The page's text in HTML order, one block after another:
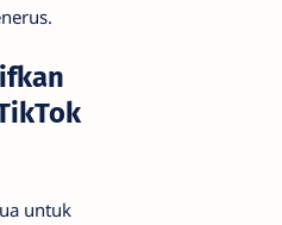
untuk